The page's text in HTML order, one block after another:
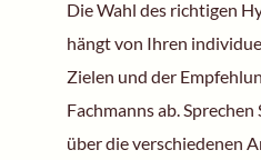
Die Wahl des richtigen
hängt von Ihren
Zielen und der
Fachmanns ab.
über die verschiedenen